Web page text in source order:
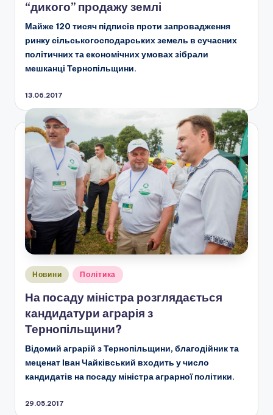
“дикого” продажу землі
Майже 120 тисяч підписів проти запровадження
ринку сільськогосподарських земель в сучасних
політичних та економічних умовах зібрали
мешканці Тернопільщини.
13.06.2017
Опубліковано
Новини Політика
На посаду міністра розглядається
кандидатури аграрія з
Тернопільщини?
Відомий аграрій з Тернопільщини, благодійник та
меценат Іван Чайківський входить у число
кандидатів на посаду міністра аграрної політики.
29.05.2017